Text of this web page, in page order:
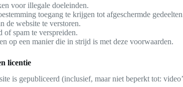
voor illegale doeleinden.
toegang te krijgen tot afgeschermde
de website te verstoren.
of spam te verspreiden.
op een manier die in strijd is met deze voorwaarden.
licentie
is gepubliceerd (inclusief, maar niet beperkt tot: